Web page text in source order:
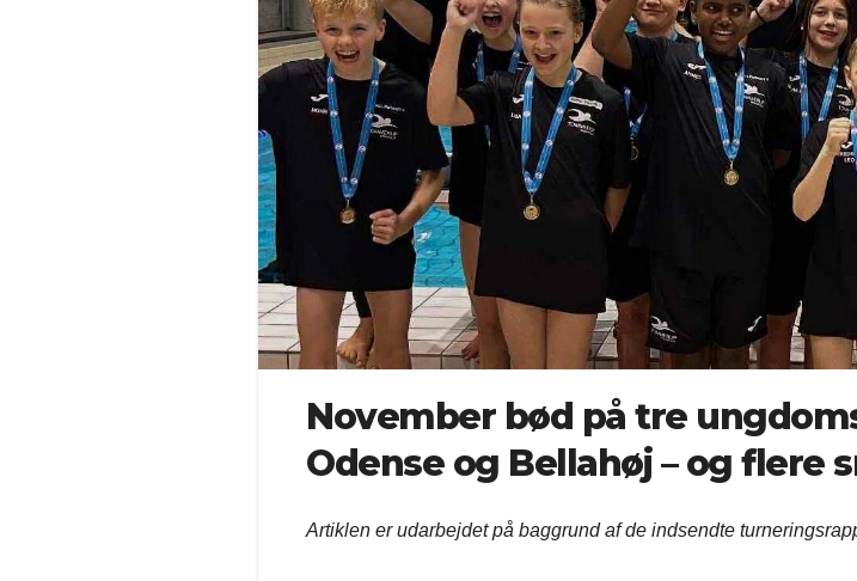
November bød på tre
Odense og Bellahøj – og flere
Artiklen er udarbejdet på baggrund af de indsendte